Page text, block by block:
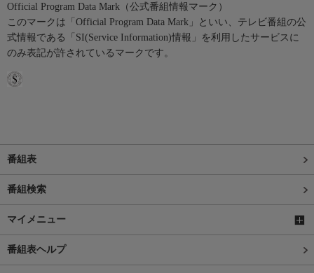
Official Program Data Mark（公式番組情報マーク）
このマークは「Official Program Data Mark」といい、テレビ番組の公
式情報である「SI(Service Information)情報」を利用したサービスに
のみ表記が許されているマークです。
番組表
番組検索
マイメニュー
番組表ヘルプ